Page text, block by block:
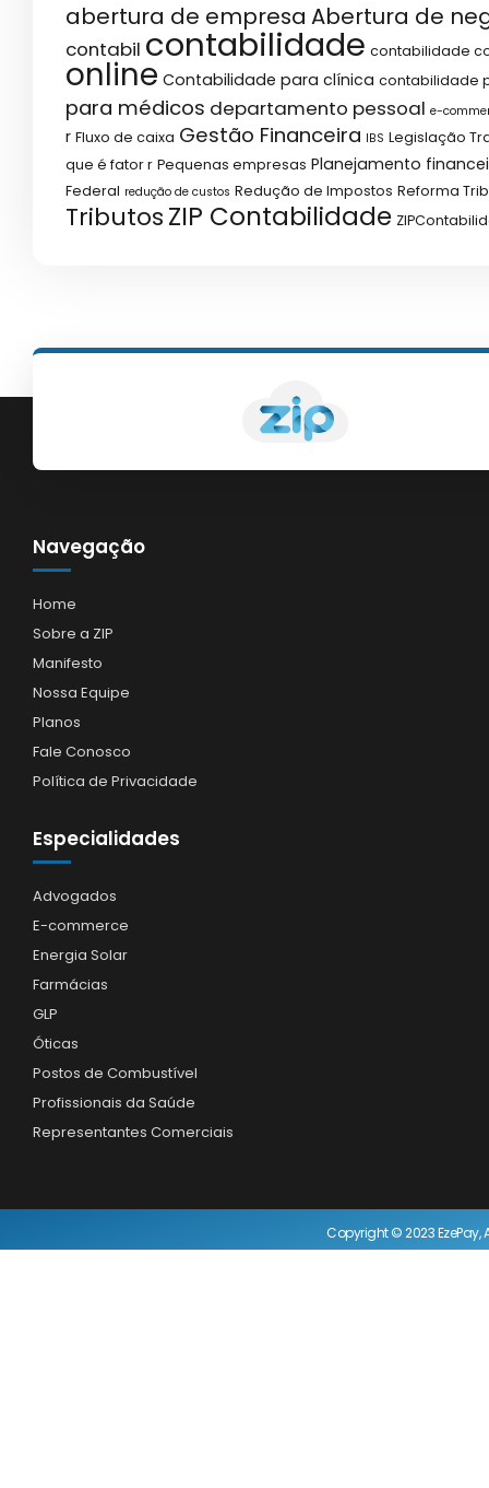
abertura de empresa Abertura de
contabil contabilidade contabilidade
online Contabilidade para clínica contabilidade
para médicos departamento pessoal e-
r Fluxo de caixa Gestão Financeira IBS Legislação
que é fator r Pequenas empresas Planejamento
Federal redução de custos Redução de Impostos Reforma
TributosZIP Contabilidade
Navegação
Home
Sobre a ZIP
Manifesto
Nossa Equipe
Planos
Fale Conosco
Política de Privacidade
Especialidades
Advogados
E-commerce
Energia Solar
Farmácias
GLP
Óticas
Postos de Combustível
Profissionais da Saúde
Representantes Comerciais
Copyright © 2023 EzePay,